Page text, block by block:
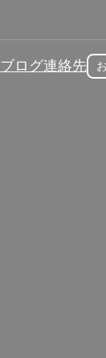
ブログ連絡先